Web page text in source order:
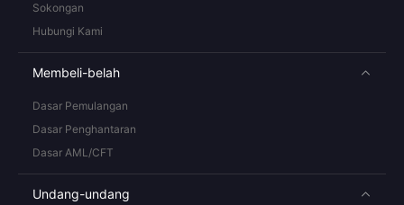
Sokongan
Hubungi Kami
Membeli-belah
Dasar Pemulangan
Dasar Penghantaran
Dasar AML/CFT
Undang-undang